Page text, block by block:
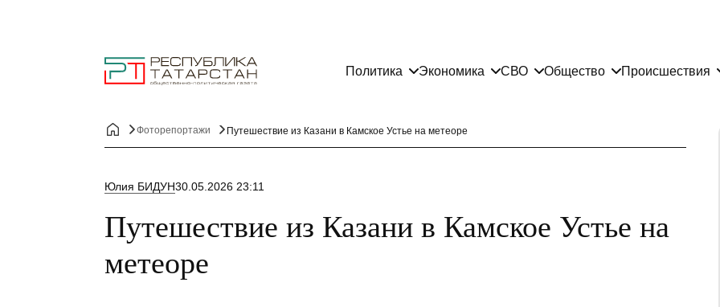
Политика Экономика СВО Общество Происшествия
Фоторепортажи Путешествие из Казани в Камское Устье на метеоре
Юлия БИДУН30.05.2026 23:11
Путешествие из Казани в Камское Устье на
метеоре